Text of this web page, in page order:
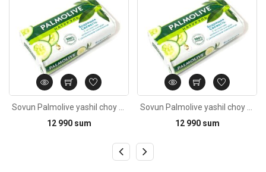
12 990 sum
12 990 sum